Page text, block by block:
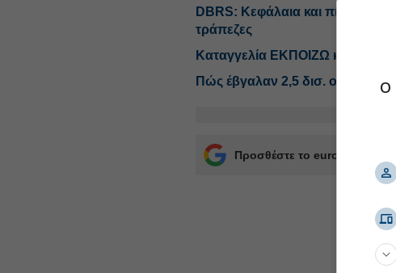
DBRS: Κεφάλαια και πιστωτική
τράπεζες
Καταγγελία ΕΚΠΟΙΖΩ κατά της
Πώς έβγαλαν 2,5 δισ. οι
Προσθέστε το euro2day.gr
Ο